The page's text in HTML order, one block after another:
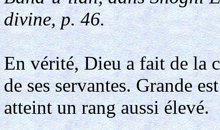
divine, p. 46.
En vérité, Dieu a fait de la
de ses servantes. Grande
atteint un rang aussi élevé.